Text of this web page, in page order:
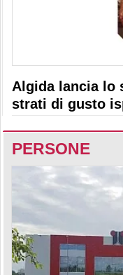
Algida lancia lo
strati di gusto
PERSONE